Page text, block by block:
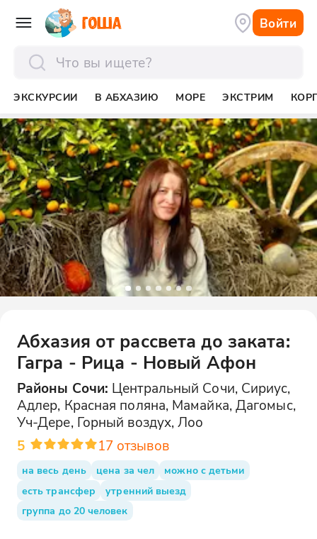
Войти
ЭКСКУРСИИ В АБХАЗИЮ МОРЕ ЭКСТРИМ
Абхазия от рассвета до заката:
Гагра - Рица - Новый Афон
Районы Сочи: Центральный Сочи, Сириус,
Адлер, Красная поляна, Мамайка, Дагомыс,
Уч-Дере, Горный воздух, Лоо
5
17 отзывов
на весь день цена за чел
можно с детьми
есть трансфер
утренний выезд
группа до 20 человек